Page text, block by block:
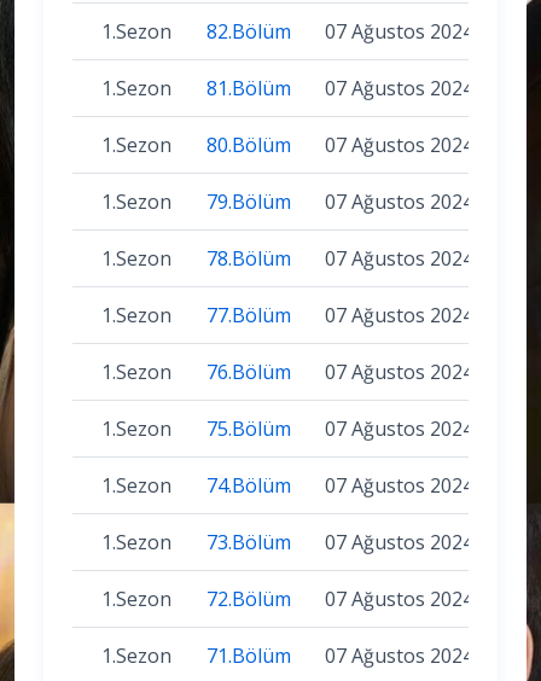
1.Sezon 82.Bölüm 07 Ağustos 2024
1.Sezon 81.Bölüm 07 Ağustos 2024
1.Sezon 80.Bölüm 07 Ağustos 2024
1.Sezon 79.Bölüm 07 Ağustos 2024
1.Sezon 78.Bölüm 07 Ağustos 2024
1.Sezon 77.Bölüm 07 Ağustos 2024
1.Sezon 76.Bölüm 07 Ağustos 2024
1.Sezon 75.Bölüm 07 Ağustos 2024
1.Sezon 74.Bölüm 07 Ağustos 2024
1.Sezon 73.Bölüm 07 Ağustos 2024
1.Sezon 72.Bölüm 07 Ağustos 2024
1.Sezon 71.Bölüm 07 Ağustos 2024